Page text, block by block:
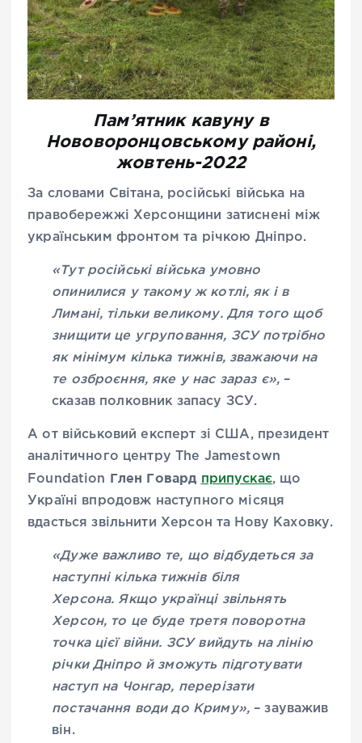
Пам’ятник кавуну в
Нововоронцовському районі,
жовтень-2022
За словами Світана, російські війська на
правобережжі Херсонщини затиснені між
українським фронтом та річкою Дніпро.
«Тут російські війська умовно
опинилися у такому ж котлі, як і в
Лимані, тільки великому. Для того щоб
знищити це угруповання, ЗСУ потрібно
як мінімум кілька тижнів, зважаючи на
те озброєння, яке у нас зараз є», –
сказав полковник запасу ЗСУ.
А от військовий експерт зі США, президент
аналітичного центру The Jamestown
Foundation Глен Говард припускає, що
Україні впродовж наступного місяця
вдасться звільнити Херсон та Нову Каховку.
«Дуже важливо те, що відбудеться за
наступні кілька тижнів біля
Херсона. Якщо українці звільнять
Херсон, то це буде третя поворотна
точка цієї війни. ЗСУ вийдуть на лінію
річки Дніпро й зможуть підготувати
наступ на Чонгар, перерізати
постачання води до Криму»,– зауважив
він.